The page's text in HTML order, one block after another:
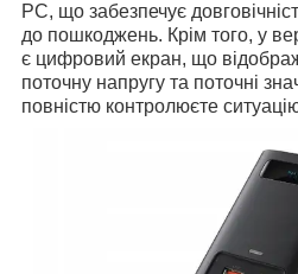
PC, що забезпечує
до пошкоджень. Крім того, у
є цифровий екран, що
поточну напругу та поточні
повністю контролюєте